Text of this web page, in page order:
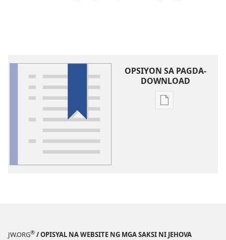
OPSIYON SA PAGDA-
DOWNLOAD
Opsiyon
JW.ORG® / OPISYAL NA WEBSITE NG MGA SAKSI NI JEHOVA